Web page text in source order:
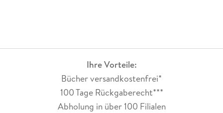
Ihre Vorteile:
Bücher versandkostenfrei*
100 Tage Rückgaberecht***
Abholung in über 100 Filialen